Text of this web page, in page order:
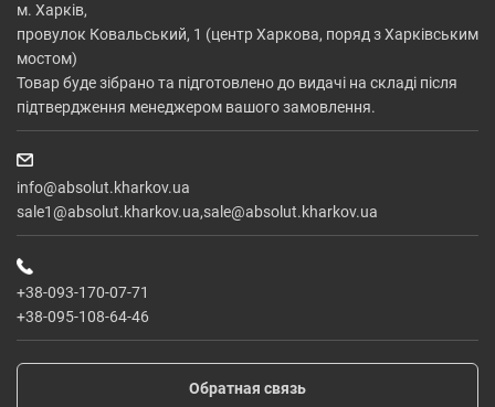
м. Харків,
провулок Ковальський, 1 (центр Харкова, поряд з Харківським
мостом)
Товар буде зібрано та підготовлено до видачі на складі після
підтвердження менеджером вашого замовлення.
info@absolut.kharkov.ua
sale1@absolut.kharkov.ua,sale@absolut.kharkov.ua
+38-093-170-07-71
+38-095-108-64-46
Обратная связь